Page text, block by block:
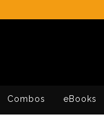
Combos eBooks